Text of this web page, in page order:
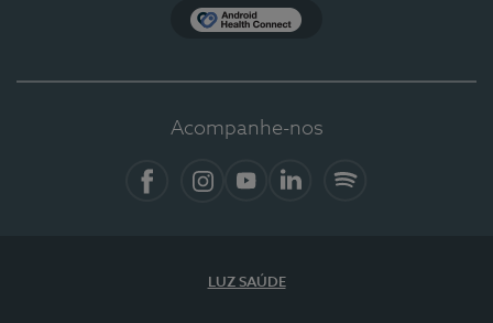
Acompanhe-nos
LUZ SAÚDE